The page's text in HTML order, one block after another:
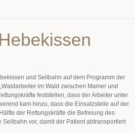
und Seilbahn auf dem Programm der
im Wald zwischen Mamer und
feststellen, dass der Arbeiter unter
kam hinzu, dass die Einsatzstelle auf der
der Rettungskräfte die Befreiung des
vor, damit der Patient abtransportiert